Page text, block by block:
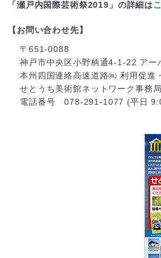
「瀬戸内国際芸術祭2019」の詳細は
【お問い合わせ先】
〒651-0088
神戸市中央区小野柄通4-1-22 アー
本州四国連絡高速道路㈱ 利用促進
せとうち美術館ネットワーク事務
電話番号 078-291-1077 (平日